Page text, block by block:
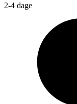
2-4 dage